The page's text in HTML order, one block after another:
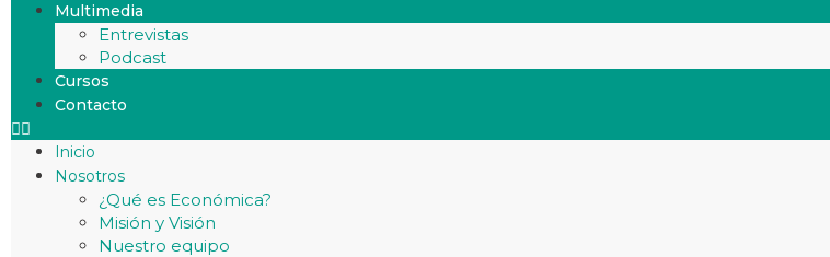
Multimedia
Entrevistas
Podcast
Cursos
Contacto
Inicio
Nosotros
¿Qué es Económica?
Misión y Visión
Nuestro equipo